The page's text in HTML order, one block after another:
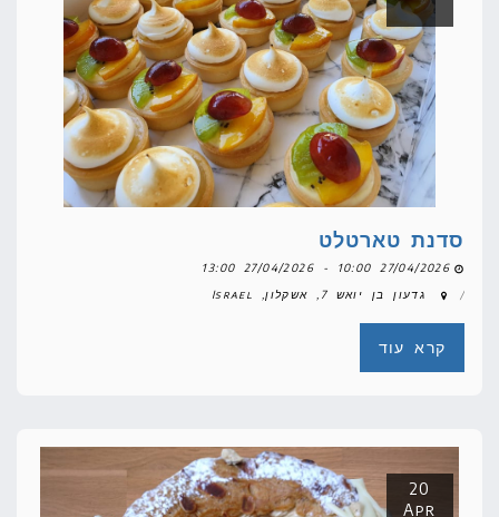
סדנת טארטלט
27/04/2026 10:00 - 27/04/2026 13:00
גדעון בן יואש 7, אשקלון, Israel
קרא עוד
20
Apr